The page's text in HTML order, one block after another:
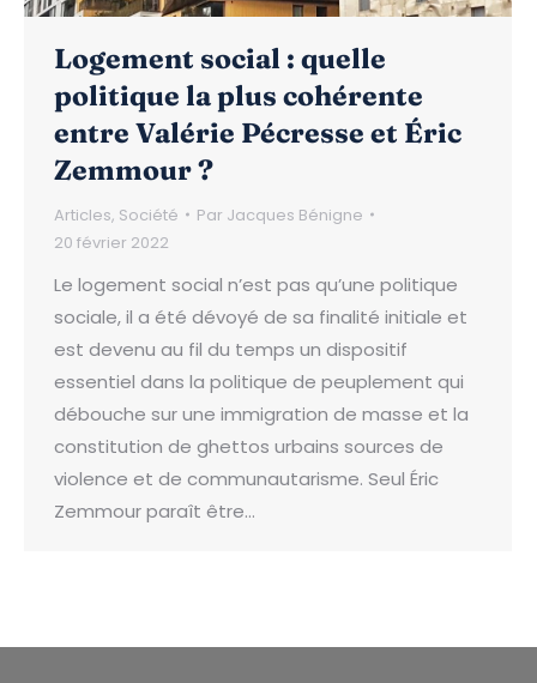
Logement social : quelle
politique la plus cohérente
entre Valérie Pécresse et Éric
Zemmour ?
Articles, Société Par Jacques Bénigne
20 février 2022
Le logement social n’est pas qu’une politique
sociale, il a été dévoyé de sa finalité initiale et
est devenu au fil du temps un dispositif
essentiel dans la politique de peuplement qui
débouche sur une immigration de masse et la
constitution de ghettos urbains sources de
violence et de communautarisme. Seul Éric
Zemmour paraît être…